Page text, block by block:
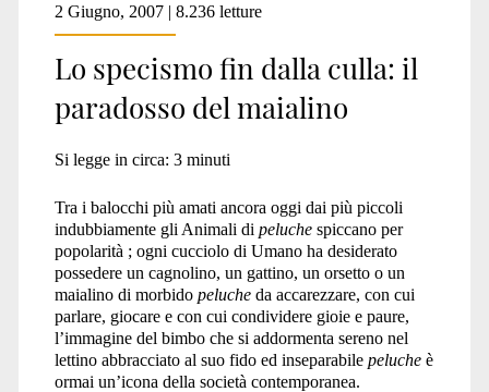
2 Giugno, 2007 | 8.236 letture
Lo specismo fin dalla culla: il
paradosso del maialino
Si legge in circa: 3 minuti
Tra i balocchi più amati ancora oggi dai più piccoli
indubbiamente gli Animali di peluchespiccano per
popolarità ; ogni cucciolo di Umano ha desiderato
possedere un cagnolino, un gattino, un orsetto o un
maialino di morbido pelucheda accarezzare, con cui
parlare, giocare e con cui condividere gioie e paure,
l’immagine del bimbo che si addormenta sereno nel
lettino abbracciato al suo fido ed inseparabile pelucheè
ormai un’icona della società contemporanea.